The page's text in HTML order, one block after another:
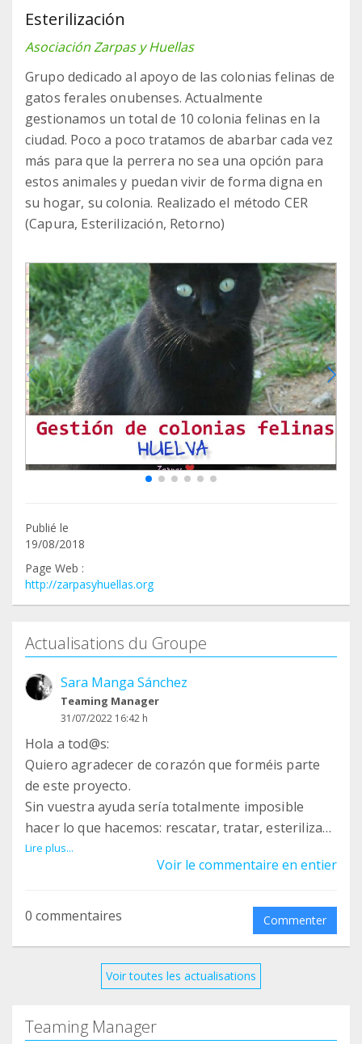
Esterilización
Asociación Zarpas y Huellas
Grupo dedicado al apoyo de las colonias felinas de
gatos ferales onubenses. Actualmente
gestionamos un total de 10 colonia felinas en la
ciudad. Poco a poco tratamos de abarbar cada vez
más para que la perrera no sea una opción para
estos animales y puedan vivir de forma digna en
su hogar, su colonia. Realizado el método CER
(Capura, Esterilización, Retorno)
Publié le
19/08/2018
Page Web :
http://zarpasyhuellas.org
Actualisations du Groupe
Sara Manga Sánchez
Teaming Manager
31/07/2022 16:42 h
Hola a tod@s:
Quiero agradecer de corazón que forméis parte
de este proyecto.
Sin vuestra ayuda sería totalmente imposible
hacer lo que hacemos: rescatar, tratar, esterilizar,
mantener y afrontar los imprevistos que la salud
de los rescatados requiere...
Por ello, queremos informaros sobre la
importancia real de vuestro euro en nuestra
retiramos el teaming acumulado, y es que si no
adelante, nuestros gatos no podrían comer,
tratarse veterinariamente etc..
Lire plus...
Voir le commentaire en entier
0 commentaires Commenter
Voir toutes les actualisations
Teaming Manager